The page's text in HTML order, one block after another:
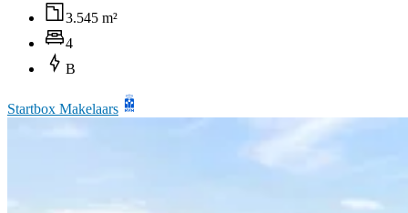
3.545 m²
4
B
Startbox Makelaars